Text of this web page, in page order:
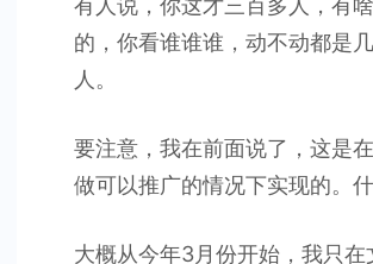
有人说，你这才三百多人，有
的，你看谁谁谁，动不动都是
人。
要注意，我在前面说了，这是
做可以推广的情况下实现的。什
大概从今年3月份开始，我只在